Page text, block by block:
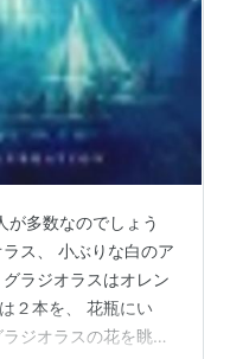
が多数なのでしょう
ス、 小ぶりな白のア
ラジオラスはオレン
２本を、 花瓶にい
ジオラスの花を眺め